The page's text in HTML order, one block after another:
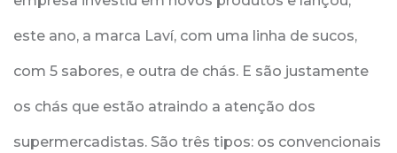
este ano, a marca Laví, com uma linha de sucos,
com 5 sabores, e outra de chás. E são justamente
os chás que estão atraindo a atenção dos
supermercadistas. São três tipos: os convencionais